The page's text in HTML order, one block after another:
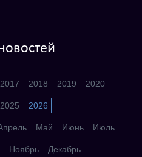
2017 2018 2019 2020
2025 2026
Май Июнь Июль
Ноябрь Декабрь